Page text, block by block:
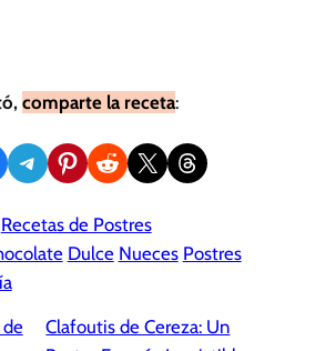
comparte la receta:
en Facebook
Compartir en Telegram
Compartir en Pinterest
Compartir en Reddit
Compartir en X Share on Threads
Recetas de Postres
Dulce Nueces Postres
Clafoutis de Cereza: Un